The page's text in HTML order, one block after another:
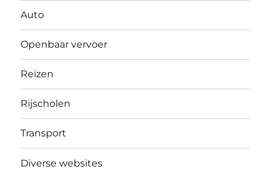
Auto
Openbaar vervoer
Reizen
Rijscholen
Transport
Diverse websites